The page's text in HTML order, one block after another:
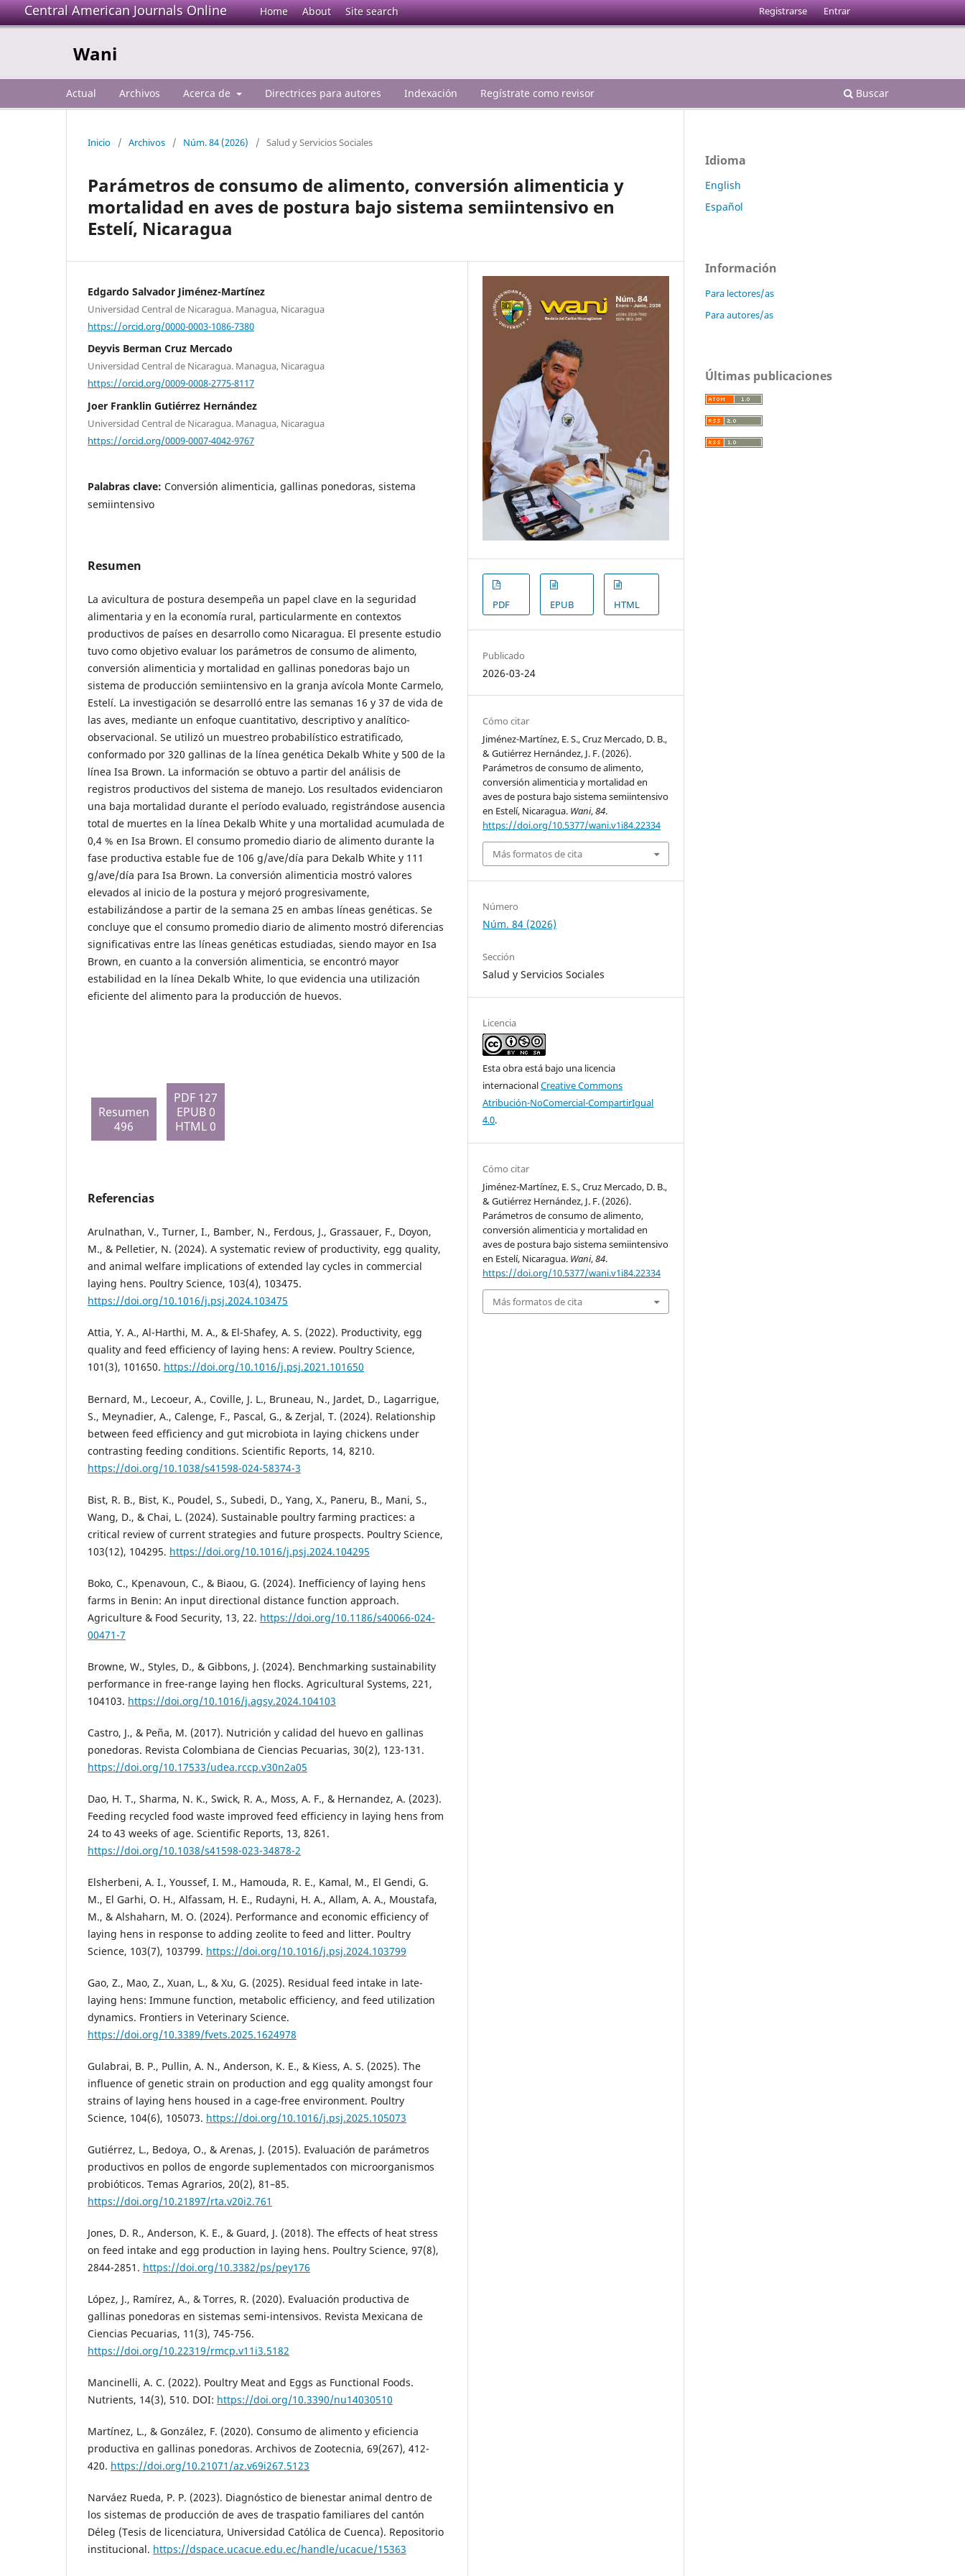
Central American Journals Online Home About Site search
Wani
Actual Archivos Acerca de Directrices para autores Indexación Regístrate como revisor Buscar
Registrarse Entrar
Inicio / Archivos / Núm. 84 (2026) / Salud y Servicios Sociales
Parámetros de consumo de alimento, conversión alimenticia y
mortalidad en aves de postura bajo sistema semiintensivo en
Estelí, Nicaragua
Edgardo Salvador Jiménez-Martínez
Universidad Central de Nicaragua. Managua, Nicaragua
https://orcid.org/0000-0003-1086-7380
Deyvis Berman Cruz Mercado
Universidad Central de Nicaragua. Managua, Nicaragua
https://orcid.org/0009-0008-2775-8117
Joer Franklin Gutiérrez Hernández
Universidad Central de Nicaragua. Managua, Nicaragua
https://orcid.org/0009-0007-4042-9767
Palabras clave: Conversión alimenticia, gallinas ponedoras, sistema
semiintensivo
Resumen
La avicultura de postura desempeña un papel clave en la seguridad
alimentaria y en la economía rural, particularmente en contextos
productivos de países en desarrollo como Nicaragua. El presente estudio
tuvo como objetivo evaluar los parámetros de consumo de alimento,
conversión alimenticia y mortalidad en gallinas ponedoras bajo un
sistema de producción semiintensivo en la granja avícola Monte Carmelo,
Estelí. La investigación se desarrolló entre las semanas 16 y 37 de vida de
las aves, mediante un enfoque cuantitativo, descriptivo y analítico-
observacional. Se utilizó un muestreo probabilístico estratificado,
conformado por 320 gallinas de la línea genética Dekalb White y 500 de la
línea Isa Brown. La información se obtuvo a partir del análisis de
registros productivos del sistema de manejo. Los resultados evidenciaron
una baja mortalidad durante el período evaluado, registrándose ausencia
total de muertes en la línea Dekalb White y una mortalidad acumulada de
0,4 % en Isa Brown. El consumo promedio diario de alimento durante la
fase productiva estable fue de 106 g/ave/día para Dekalb White y 111
g/ave/día para Isa Brown. La conversión alimenticia mostró valores
elevados al inicio de la postura y mejoró progresivamente,
estabilizándose a partir de la semana 25 en ambas líneas genéticas. Se
concluye que el consumo promedio diario de alimento mostró diferencias
significativas entre las líneas genéticas estudiadas, siendo mayor en Isa
Brown, en cuanto a la conversión alimenticia, se encontró mayor
estabilidad en la línea Dekalb White, lo que evidencia una utilización
eficiente del alimento para la producción de huevos.
Resumen
496
PDF 127
EPUB 0
HTML 0
Referencias
Arulnathan, V., Turner, I., Bamber, N., Ferdous, J., Grassauer, F., Doyon,
M., & Pelletier, N. (2024). A systematic review of productivity, egg quality,
and animal welfare implications of extended lay cycles in commercial
laying hens. Poultry Science, 103(4), 103475.
https://doi.org/10.1016/j.psj.2024.103475
Attia, Y. A., Al-Harthi, M. A., & El-Shafey, A. S. (2022). Productivity, egg
quality and feed efficiency of laying hens: A review. Poultry Science,
101(3), 101650. https://doi.org/10.1016/j.psj.2021.101650
Bernard, M., Lecoeur, A., Coville, J. L., Bruneau, N., Jardet, D., Lagarrigue,
S., Meynadier, A., Calenge, F., Pascal, G., & Zerjal, T. (2024). Relationship
between feed efficiency and gut microbiota in laying chickens under
contrasting feeding conditions. Scientific Reports, 14, 8210.
https://doi.org/10.1038/s41598-024-58374-3
Bist, R. B., Bist, K., Poudel, S., Subedi, D., Yang, X., Paneru, B., Mani, S.,
Wang, D., & Chai, L. (2024). Sustainable poultry farming practices: a
critical review of current strategies and future prospects. Poultry Science,
103(12), 104295. https://doi.org/10.1016/j.psj.2024.104295
Boko, C., Kpenavoun, C., & Biaou, G. (2024). Inefficiency of laying hens
farms in Benin: An input directional distance function approach.
Agriculture & Food Security, 13, 22. https://doi.org/10.1186/s40066-024-
00471-7
Browne, W., Styles, D., & Gibbons, J. (2024). Benchmarking sustainability
performance in free-range laying hen flocks. Agricultural Systems, 221,
104103. https://doi.org/10.1016/j.agsy.2024.104103
Castro, J., & Peña, M. (2017). Nutrición y calidad del huevo en gallinas
ponedoras. Revista Colombiana de Ciencias Pecuarias, 30(2), 123-131.
https://doi.org/10.17533/udea.rccp.v30n2a05
Dao, H. T., Sharma, N. K., Swick, R. A., Moss, A. F., & Hernandez, A. (2023).
Feeding recycled food waste improved feed efficiency in laying hens from
24 to 43 weeks of age. Scientific Reports, 13, 8261.
https://doi.org/10.1038/s41598-023-34878-2
Elsherbeni, A. I., Youssef, I. M., Hamouda, R. E., Kamal, M., El Gendi, G.
M., El Garhi, O. H., Alfassam, H. E., Rudayni, H. A., Allam, A. A., Moustafa,
M., & Alshaharn, M. O. (2024). Performance and economic efficiency of
laying hens in response to adding zeolite to feed and litter. Poultry
Science, 103(7), 103799. https://doi.org/10.1016/j.psj.2024.103799
Gao, Z., Mao, Z., Xuan, L., & Xu, G. (2025). Residual feed intake in late-
laying hens: Immune function, metabolic efficiency, and feed utilization
dynamics. Frontiers in Veterinary Science.
https://doi.org/10.3389/fvets.2025.1624978
Gulabrai, B. P., Pullin, A. N., Anderson, K. E., & Kiess, A. S. (2025). The
influence of genetic strain on production and egg quality amongst four
strains of laying hens housed in a cage-free environment. Poultry
Science, 104(6), 105073. https://doi.org/10.1016/j.psj.2025.105073
Gutiérrez, L., Bedoya, O., & Arenas, J. (2015). Evaluación de parámetros
productivos en pollos de engorde suplementados con microorganismos
probióticos. Temas Agrarios, 20(2), 81–85.
https://doi.org/10.21897/rta.v20i2.761
Jones, D. R., Anderson, K. E., & Guard, J. (2018). The effects of heat stress
on feed intake and egg production in laying hens. Poultry Science, 97(8),
2844-2851. https://doi.org/10.3382/ps/pey176
López, J., Ramírez, A., & Torres, R. (2020). Evaluación productiva de
gallinas ponedoras en sistemas semi-intensivos. Revista Mexicana de
Ciencias Pecuarias, 11(3), 745-756.
https://doi.org/10.22319/rmcp.v11i3.5182
Mancinelli, A. C. (2022). Poultry Meat and Eggs as Functional Foods.
Nutrients, 14(3), 510. DOI: https://doi.org/10.3390/nu14030510
Martínez, L., & González, F. (2020). Consumo de alimento y eficiencia
productiva en gallinas ponedoras. Archivos de Zootecnia, 69(267), 412-
420. https://doi.org/10.21071/az.v69i267.5123
Narváez Rueda, P. P. (2023). Diagnóstico de bienestar animal dentro de
los sistemas de producción de aves de traspatio familiares del cantón
Déleg (Tesis de licenciatura, Universidad Católica de Cuenca). Repositorio
institucional. https://dspace.ucacue.edu.ec/handle/ucacue/15363
PDF EPUB HTML
Publicado
2026-03-24
Cómo citar
Jiménez-Martínez, E. S., Cruz Mercado, D. B.,
& Gutiérrez Hernández, J. F. (2026).
Parámetros de consumo de alimento,
conversión alimenticia y mortalidad en
aves de postura bajo sistema semiintensivo
en Estelí, Nicaragua. Wani,84.
https://doi.org/10.5377/wani.v1i84.22334
Más formatos de cita
Número
Núm. 84 (2026)
Sección
Salud y Servicios Sociales
Licencia
Esta obra está bajo una licencia
internacionalCreative Commons
Atribución-NoComercial-CompartirIgual
4.0.
Cómo citar
Jiménez-Martínez, E. S., Cruz Mercado, D. B.,
& Gutiérrez Hernández, J. F. (2026).
Parámetros de consumo de alimento,
conversión alimenticia y mortalidad en
aves de postura bajo sistema semiintensivo
en Estelí, Nicaragua. Wani,84.
https://doi.org/10.5377/wani.v1i84.22334
Más formatos de cita
Idioma
English
Español
Información
Para lectores/as
Para autores/as
Últimas publicaciones